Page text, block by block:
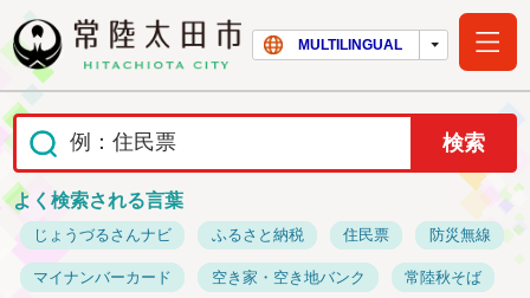
常陸太田市ホー
MULTILINGUAL
よく検索される言葉
じょうづるさんナビ ふるさと納税 住民票 防災無線
マイナンバーカード 空き家・空き地バンク 常陸秋そば